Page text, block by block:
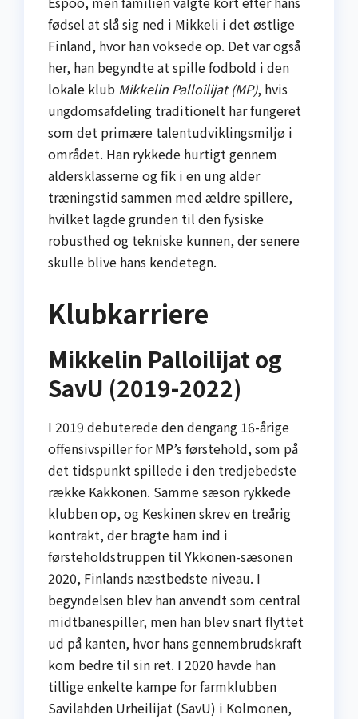
fødsel at slå sig ned i Mikkeli i det østlige
Finland, hvor han voksede op. Det var også
her, han begyndte at spille fodbold i den
lokale klub Mikkelin Palloilijat (MP), hvis
ungdomsafdeling traditionelt har fungeret
som det primære talentudviklingsmiljø i
området. Han rykkede hurtigt gennem
aldersklasserne og fik i en ung alder
træningstid sammen med ældre spillere,
hvilket lagde grunden til den fysiske
robusthed og tekniske kunnen, der senere
skulle blive hans kendetegn.
Klubkarriere
Mikkelin Palloilijat og
SavU (2019-2022)
I 2019 debuterede den dengang 16-årige
offensivspiller for MP’s førstehold, som på
det tidspunkt spillede i den tredje­bedste
række Kakkonen. Samme sæson rykkede
klubben op, og Keskinen skrev en treårig
kontrakt, der bragte ham ind i
førsteholdstruppen til Ykkönen-sæsonen
2020, Finlands næstbedste niveau. I
begyndelsen blev han anvendt som central
midtbanespiller, men han blev snart flyttet
ud på kanten, hvor hans gennembrudskraft
kom bedre til sin ret. I 2020 havde han
tillige enkelte kampe for farmklubben
Savilahden Urheilijat (SavU) i Kolmonen,